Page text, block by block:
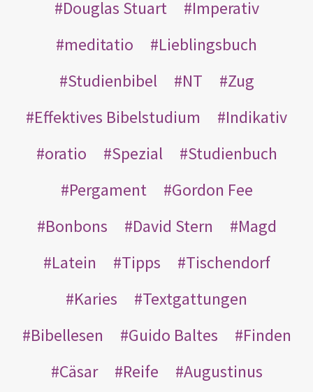
Douglas Stuart
Imperativ
meditatio
Lieblingsbuch
Studienbibel
NT
Zug
Effektives Bibelstudium
Indikativ
oratio
Spezial
Studienbuch
Pergament
Gordon Fee
Bonbons
David Stern
Magd
Latein
Tipps
Tischendorf
Karies
Textgattungen
Bibellesen
Guido Baltes
Finden
Cäsar
Reife
Augustinus